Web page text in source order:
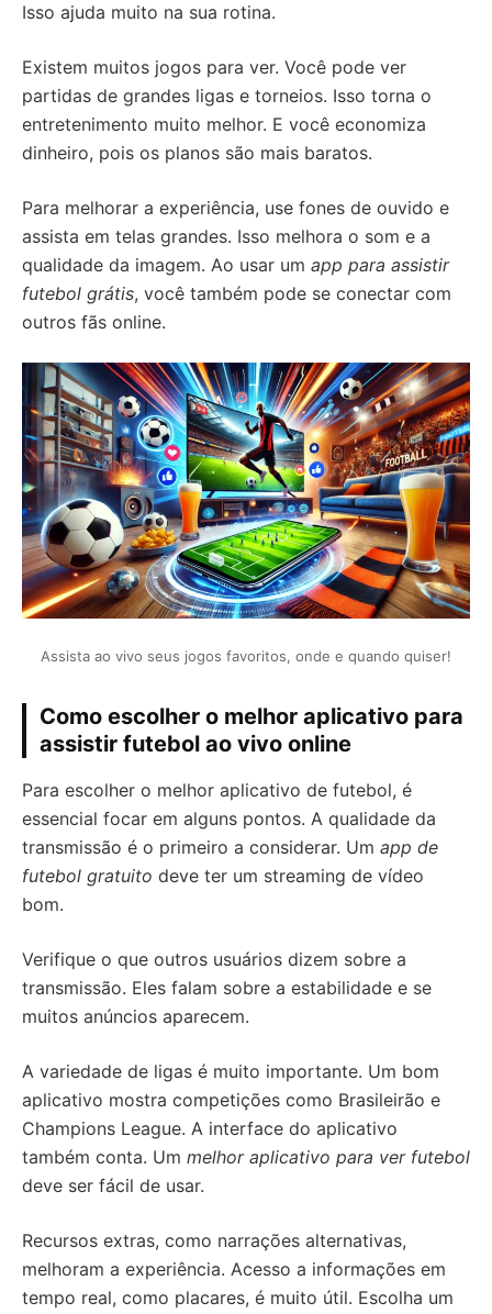
Isso ajuda muito na sua rotina.
Existem muitos jogos para ver. Você pode ver
partidas de grandes ligas e torneios. Isso torna o
entretenimento muito melhor. E você economiza
dinheiro, pois os planos são mais baratos.
Para melhorar a experiência, use fones de ouvido e
assista em telas grandes. Isso melhora o som e a
qualidade da imagem. Ao usar um app para assistir
futebol grátis, você também pode se conectar com
outros fãs online.
Assista ao vivo seus jogos favoritos, onde e quando quiser!
Como escolher o melhor aplicativo para
assistir futebol ao vivo online
Para escolher o melhor aplicativo de futebol, é
essencial focar em alguns pontos. A qualidade da
transmissão é o primeiro a considerar. Um app de
futebol gratuito deve ter um streaming de vídeo
bom.
Verifique o que outros usuários dizem sobre a
transmissão. Eles falam sobre a estabilidade e se
muitos anúncios aparecem.
A variedade de ligas é muito importante. Um bom
aplicativo mostra competições como Brasileirão e
Champions League. A interface do aplicativo
também conta. Um melhor aplicativo para ver futebol
deve ser fácil de usar.
Recursos extras, como narrações alternativas,
melhoram a experiência. Acesso a informações em
tempo real, como placares, é muito útil. Escolha um